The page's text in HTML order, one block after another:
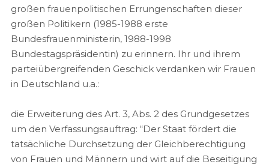
großen frauenpolitischen Errungenschaften dieser
großen Politikern (1985-1988 erste
Bundesfrauenministerin, 1988-1998
Bundestagspräsidentin) zu erinnern. Ihr und ihrem
parteiübergreifenden Geschick verdanken wir Frauen
in Deutschland u.a.:
die Erweiterung des Art. 3, Abs. 2 des Grundgesetzes
um den Verfassungsauftrag: “Der Staat fördert die
tatsächliche Durchsetzung der Gleichberechtigung
von Frauen und Männern und wirt auf die Beseitigung